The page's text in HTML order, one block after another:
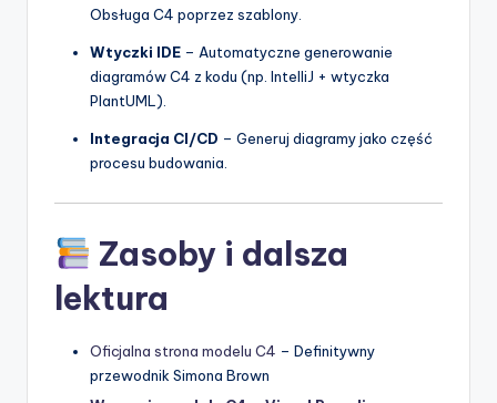
Obsługa C4 poprzez szablony.
Wtyczki IDE – Automatyczne generowanie
diagramów C4 z kodu (np. IntelliJ + wtyczka
PlantUML).
Integracja CI/CD – Generuj diagramy jako część
procesu budowania.
Zasoby i dalsza
lektura
Oficjalna strona modelu C4 – Definitywny
przewodnik Simona Brown